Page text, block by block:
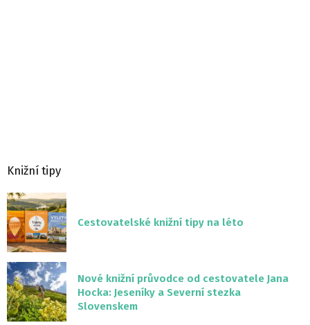
Knižní tipy
Cestovatelské knižní tipy na léto
Nové knižní průvodce od cestovatele Jana
Hocka: Jeseníky a Severní stezka
Slovenskem